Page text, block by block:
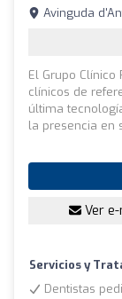
Avinguda
El Grupo
clínicos de
última
la presencia en
Ver
Servicios y
Dentistas